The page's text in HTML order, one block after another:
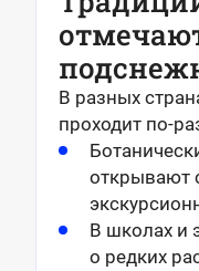
В разных
проходит по-
открывают
В школах и
о редких